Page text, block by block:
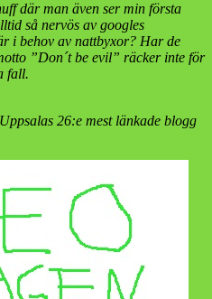
där man även ser min första
så nervös av googles
i behov av nattbyxor? Har de
”Don´t be evil” räcker inte för
fall.
26:e mest länkade blogg